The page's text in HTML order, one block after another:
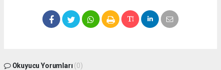
Okuyucu Yorumları (0)